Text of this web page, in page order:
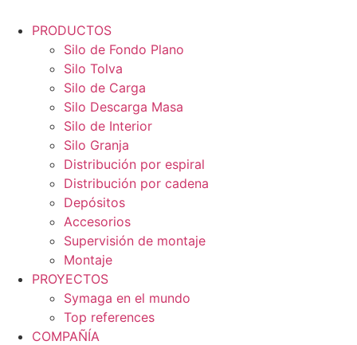
PRODUCTOS
Silo de Fondo Plano
Silo Tolva
Silo de Carga
Silo Descarga Masa
Silo de Interior
Silo Granja
Distribución por espiral
Distribución por cadena
Depósitos
Accesorios
Supervisión de montaje
Montaje
PROYECTOS
Symaga en el mundo
Top references
COMPAÑÍA